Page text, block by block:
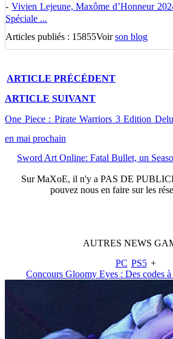
- Vivien Lejeune, Maxôme d’Honneur
Spéciale ...
Articles publiés : 15855Voirson blog
ARTICLE PRÉCÉDENT
ARTICLE SUIVANT
One Piece : Pirate Warriors 3 Edition
en mai prochain
Sword Art Online: Fatal Bullet, un
SurMaXoE, il n'y a PAS DE
pouvez nous en faire sur les
AUTRES NEWS
PC PS5 +
Concours Gloomy Eyes : Des codes